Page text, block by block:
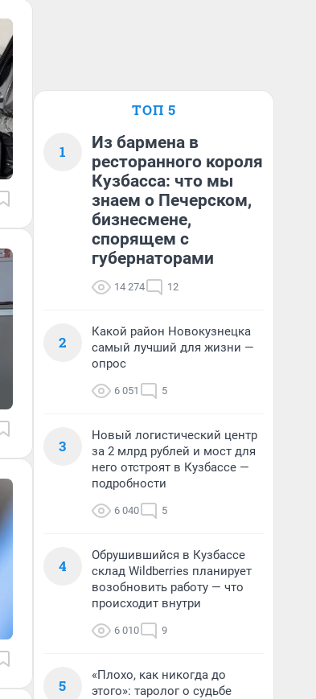
ТОП 5
1
Из бармена в
ресторанного короля
Кузбасса: что мы
знаем о Печерском,
бизнесмене,
спорящем с
губернаторами
14 274 12
2
Какой район Новокузнецка
самый лучший для жизни —
опрос
6 051 5
3
Новый логистический центр
за 2 млрд рублей и мост для
него отстроят в Кузбассе —
подробности
6 040 5
4
Обрушившийся в Кузбассе
склад Wildberries планирует
возобновить работу — что
происходит внутри
6 010 9
5
«Плохо, как никогда до
этого»: таролог о судьбе